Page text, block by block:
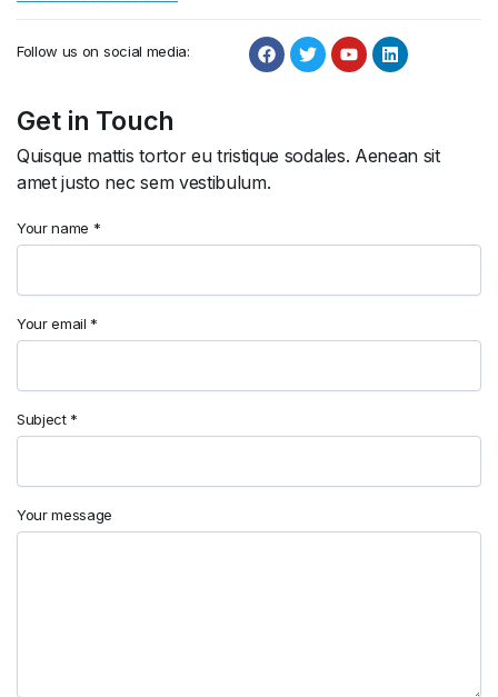
Follow us on social media:
Get in Touch
Quisque mattis tortor eu tristique sodales. Aenean sit
amet justo nec sem vestibulum.
Your name *
Your email *
Subject *
Your message